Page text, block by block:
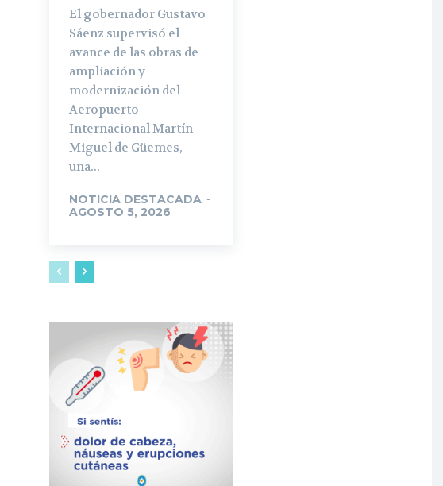
El gobernador Gustavo
Sáenz supervisó el
avance de las obras de
ampliación y
modernización del
Aeropuerto
Internacional Martín
Miguel de Güemes,
una...
NOTICIA DESTACADA -
AGOSTO 5, 2026